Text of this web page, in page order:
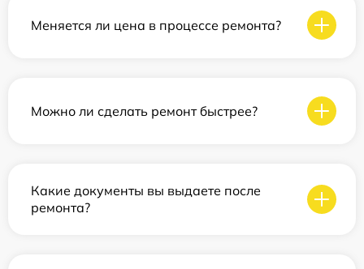
Меняется ли цена в процессе ремонта?
Можно ли сделать ремонт быстрее?
Какие документы вы выдаете после
ремонта?